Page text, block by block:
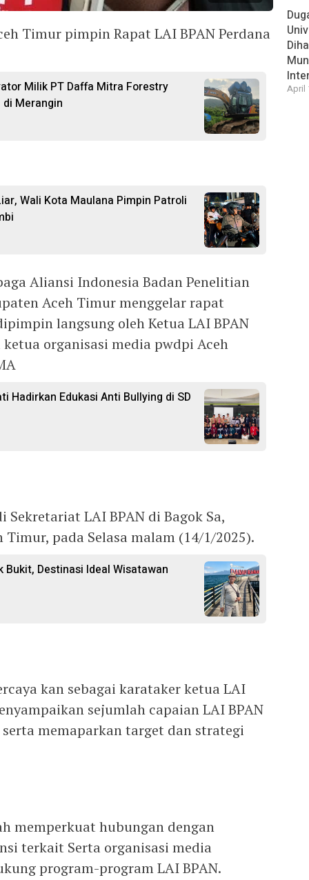
Timur pimpin Rapat LAI BPAN Perdana
Milik PT Daffa Mitra Forestry
di Merangin
Wali Kota Maulana Pimpin Patroli
Aliansi Indonesia Badan Penelitian
Aceh Timur menggelar rapat
langsung oleh Ketua LAI BPAN
organisasi media pwdpi Aceh
Hadirkan Edukasi Anti Bullying di SD
LAI BPAN di Bagok Sa,
pada Selasa malam (14/1/2025).
Bukit, Destinasi Ideal Wisatawan
kan sebagai karataker ketua LAI
sejumlah capaian LAI BPAN
memaparkan target dan strategi
memperkuat hubungan dengan
terkait Serta organisasi media
program-program LAI BPAN.
April